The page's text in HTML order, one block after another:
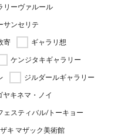
リーヴァルール
サンセリテ
寄
ギャラリ想
ケンジタキギャラリー
ジルダールギャラリー
ヤキネマ・ノイ
ェスティバル/トーキョー
キ マザック美術館